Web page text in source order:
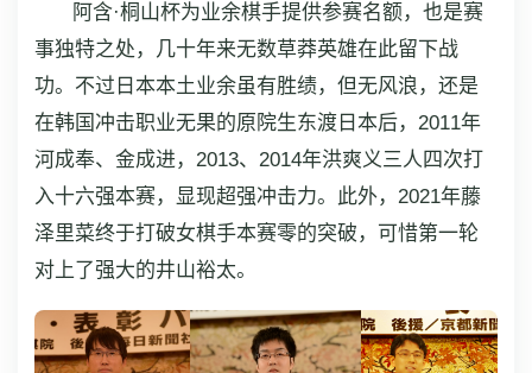
阿含·桐山杯为业余棋手提供参赛名额，也是赛
事独特之处，几十年来无数草莽英雄在此留下战
功。不过日本本土业余虽有胜绩，但无风浪，还是
在韩国冲击职业无果的原院生东渡日本后，2011年
河成奉、金成进，2013、2014年洪爽义三人四次打
入十六强本赛，显现超强冲击力。此外，2021年藤
泽里菜终于打破女棋手本赛零的突破，可惜第一轮
对上了强大的井山裕太。